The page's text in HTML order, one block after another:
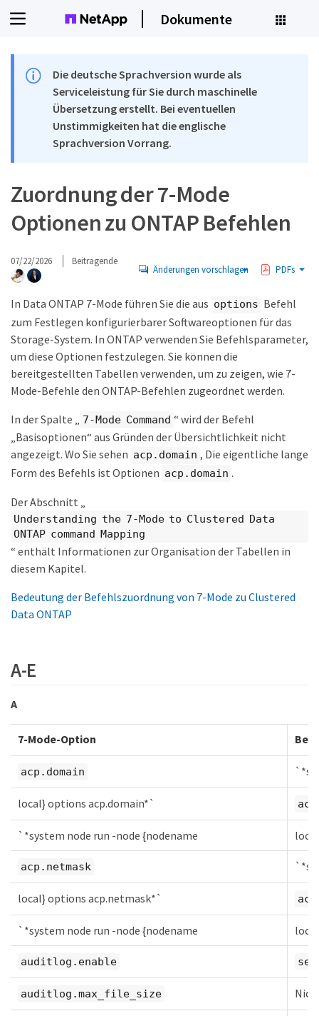
Dokumente
Die deutsche Sprachversion wurde als
Serviceleistung für Sie durch maschinelle
Übersetzung erstellt. Bei eventuellen
Unstimmigkeiten hat die englische
Sprachversion Vorrang.
Zuordnung der 7-Mode
Optionen zu ONTAP Befehlen
07/22/2026 Beitragende
Änderungen vorschlagen PDFs
In Data ONTAP 7-Mode führen Sie die aus options Befehl
zum Festlegen konfigurierbarer Softwareoptionen für das
Storage-System. In ONTAP verwenden Sie Befehlsparameter,
um diese Optionen festzulegen. Sie können die
bereitgestellten Tabellen verwenden, um zu zeigen, wie 7-
Mode-Befehle den ONTAP-Befehlen zugeordnet werden.
In der Spalte „
7-Mode Command “ wird der Befehl
„Basisoptionen“ aus Gründen der Übersichtlichkeit nicht
angezeigt. Wo Sie sehen acp.domain , Die eigentliche lange
Form des Befehls ist Optionen acp.domain .
Der Abschnitt „
Understanding the 7-Mode to Clustered Data
ONTAP command Mapping
“ enthält Informationen zur Organisation der Tabellen in
diesem Kapitel.
Bedeutung der Befehlszuordnung von 7-Mode zu Clustered
Data ONTAP
A-E
A
7-Mode-Option
acp.domain
local} options acp.domain*`
`*system node run -node {nodename
acp.netmask
local} options acp.netmask*`
`*system node run -node {nodename
auditlog.enable
auditlog.max_file_size